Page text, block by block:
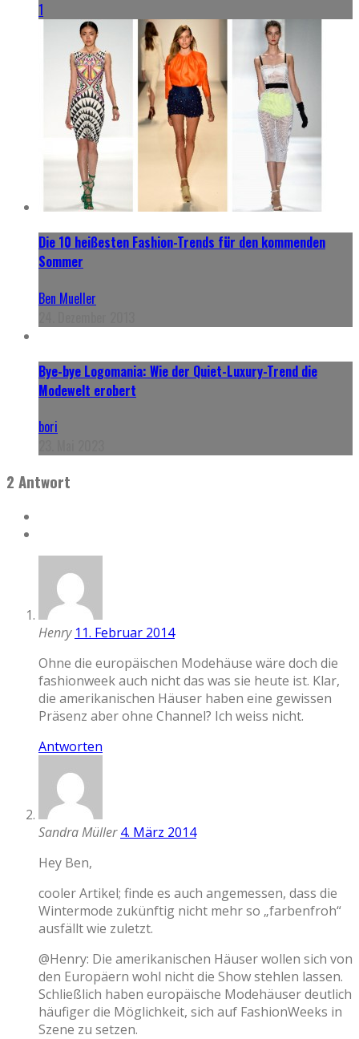
1
Die 10 heißesten Fashion-Trends für den kommenden
Sommer
Ben Mueller
Bye-bye Logomania: Wie der Quiet-Luxury-Trend die
Modewelt erobert
bori
2 Antwort
Henry 11. Februar 2014
Ohne die europäischen Modehäuse wäre doch die
fashionweek auch nicht das was sie heute ist. Klar,
die amerikanischen Häuser haben eine gewissen
Präsenz aber ohne Channel? Ich weiss nicht.
Antworten
Sandra Müller 4. März 2014
Hey Ben,
cooler Artikel; finde es auch angemessen, dass die
Wintermode zukünftig nicht mehr so „farbenfroh“
ausfällt wie zuletzt.
@Henry: Die amerikanischen Häuser wollen sich von
den Europäern wohl nicht die Show stehlen lassen.
Schließlich haben europäische Modehäuser deutlich
häufiger die Möglichkeit, sich auf FashionWeeks in
Szene zu setzen.